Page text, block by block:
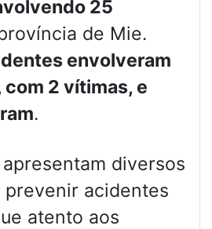
25
de Mie.
envolveram
2 vítimas, e
.
diversos
prevenir acidentes
atento aos